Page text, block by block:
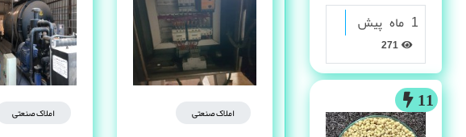
1 ماه پیش
11
املاک صنعتی املاک صنعتی